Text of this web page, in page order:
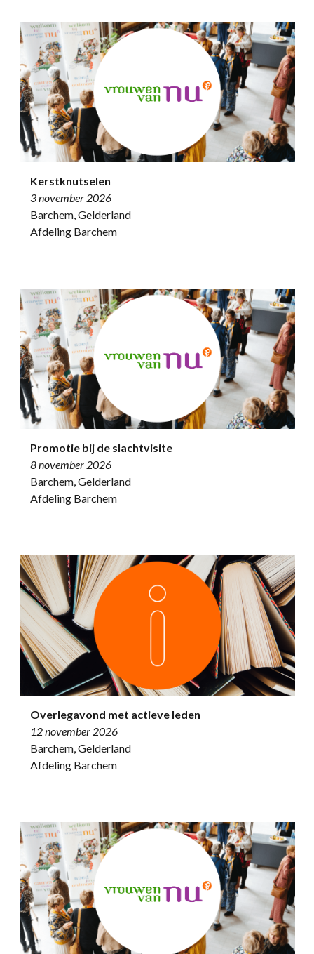
Kerstknutselen
3 november 2026
Barchem, Gelderland
Afdeling Barchem
Promotie bij de slachtvisite
8 november 2026
Barchem, Gelderland
Afdeling Barchem
Overlegavond met actieve leden
12 november 2026
Barchem, Gelderland
Afdeling Barchem